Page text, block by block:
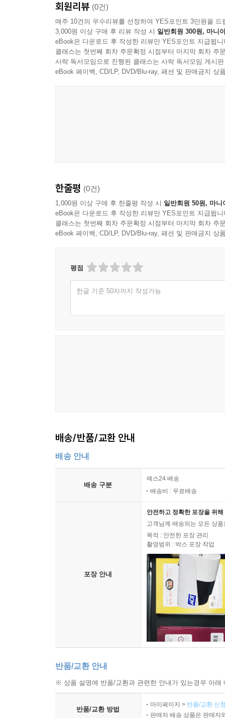
제4~5장은 조선의 풍속과 명절 등 문화에 관한
유래와 신선로, 약식 등의 음식, 백날, 돌, 관례, 장
제웅, 부럼, 답교(踏橋) 등 각 민속 명절의 유래와
제6장 역사편에는 한국 역사의 기본적인 체계
서술되었다. 구체적으로 조선 역사의 개의(槪義
불교의 영향, 대표적인 승려, 조선의 억불 정책
기독교파의 전래 및 영향, 이슬람교 등 18항목이
국문의 보급 과정 등 15항목이 서술되었다.
책과 『조선상식문답 속편』은 사실상 하나의 책
이 책의 내용은 역사, 지리, 문화, 종교, 문학,
회원리뷰 (0건)
매주 10건의 우수리뷰를 선정하여 YES포인트 3만원을 드
3,000원 이상 구매 후 리뷰 작성 시 일반회원 300원, 마니
eBook은 다운로드 후 작성한 리뷰만 YES포인트 지급됩니
클래스는 첫번째 회차 주문확정 시점부터 마지막 회차 주
사락 독서모임으로 진행된 클래스는 사락 독서모임 게시
eBook 페이백, CD/LP, DVD/Blu-ray, 패션 및 판매금지 상
한줄평 (0건)
1,000원 이상 구매 후 한줄평 작성 시 일반회원 50원, 마니
eBook은 다운로드 후 작성한 리뷰만 YES포인트 지급됩니
클래스는 첫번째 회차 주문확정 시점부터 마지막 회차 주
eBook 페이백, CD/LP, DVD/Blu-ray, 패션 및 판매금지 상
평점
한글 기준 50자까지 작성가능
배송/반품/교환 안내
배송 안내
배송 구분
예스24 배송
배송비 : 무료배송
포장 안내
안전하고 정확한 포장을 위
고객님께 배송되는 모든 상
목적 : 안전한 포장 관리
촬영범위 : 박스 포장 작업
반품/교환 안내
※ 상품 설명에 반품/교환과 관련한 안내가 있는경우 아
반품/교환 방법
마이페이지 > 반품/교환 신
판매자 배송 상품은 판매자